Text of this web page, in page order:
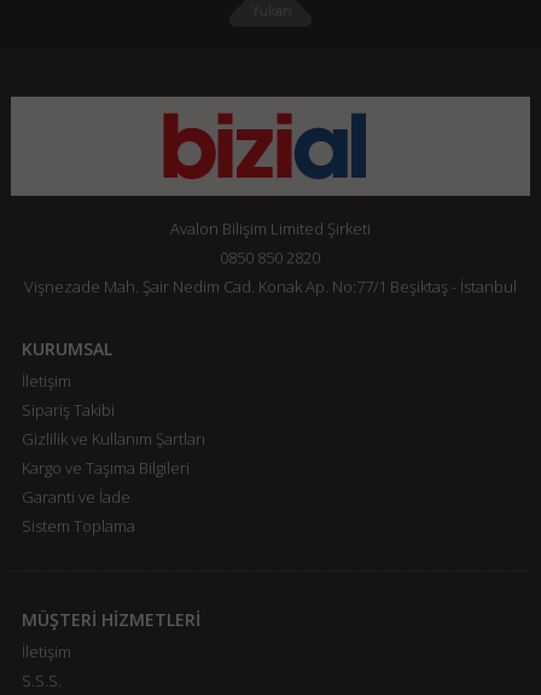
Avalon Bilişim Limited Şirketi
0850 850 2820
Vişnezade Mah. Şair Nedim Cad. Konak Ap. No:77/1 Beşiktaş - İstanbul
KURUMSAL
İletişim
Sipariş Takibi
Gizlilik ve Kullanım Şartları
Kargo ve Taşıma Bilgileri
Garanti ve İade
Sistem Toplama
MÜŞTERİ HİZMETLERİ
İletişim
S.S.S.